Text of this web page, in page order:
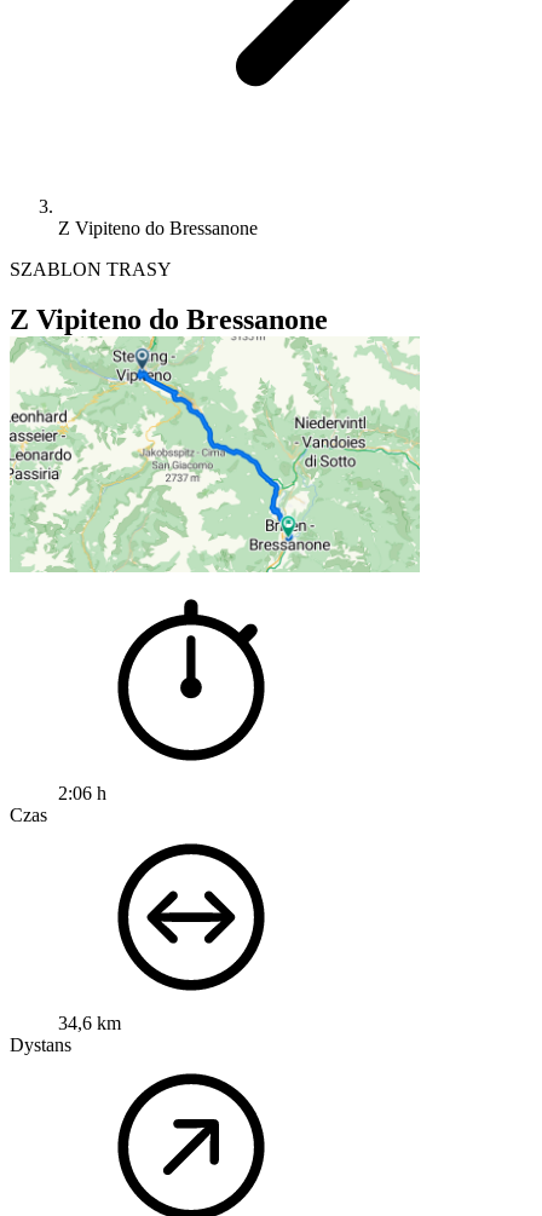
Z Vipiteno do Bressanone
SZABLON TRASY
Z Vipiteno do Bressanone
2:06 h
Czas
34,6 km
Dystans